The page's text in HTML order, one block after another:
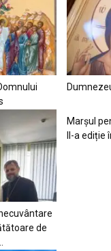
de
Marșul
II-a ediție